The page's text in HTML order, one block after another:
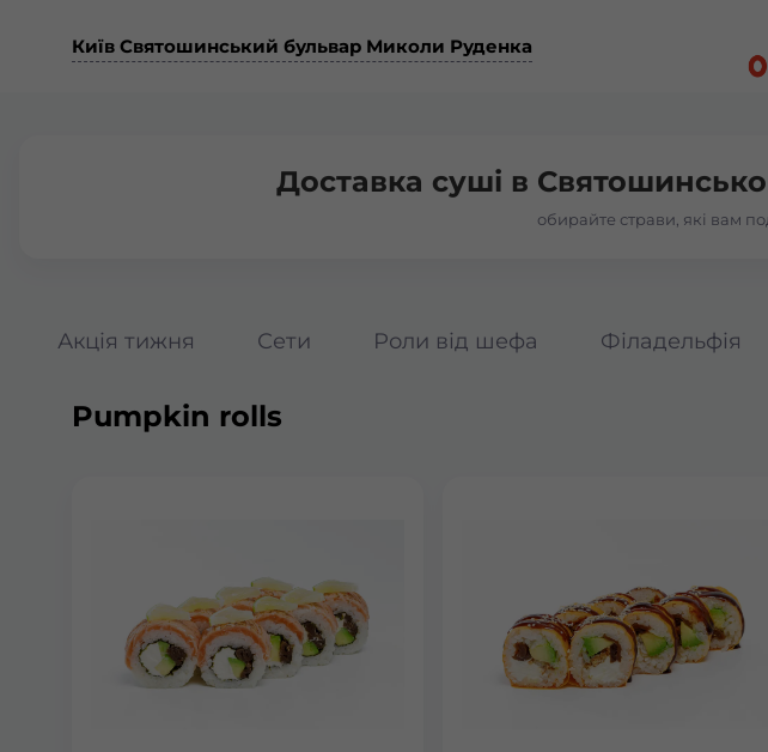
Київ Святошинський бульвар Миколи Руденка
Доставка суші в
обирайте страви, які вам
Акція тижня Сети Роли від шефа Філадельфія
Pumpkin rolls